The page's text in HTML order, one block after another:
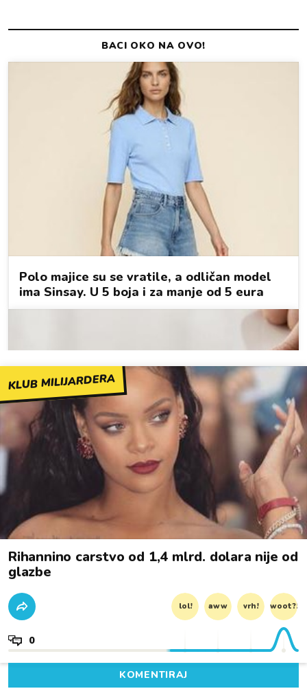
KLUB MILIJARDERA
Rihannino carstvo od 1,4 mlrd. dolara nije od
glazbe
lol! aww vrh! woot?!
0
KOMENTIRAJ